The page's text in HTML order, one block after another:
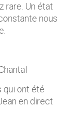
rare. Un état
nous
qui ont été
en direct